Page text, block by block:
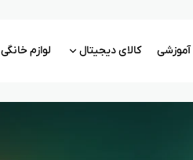
آموزشی کالای دیجیتال لوازم خانگی